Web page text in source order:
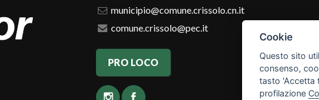
municipio@comune.crissolo.cn.it
comune.crissolo@pec.it
PRO LOCO
Cookie
Questo sito
consenso,
tasto 'Accetta
profilazione